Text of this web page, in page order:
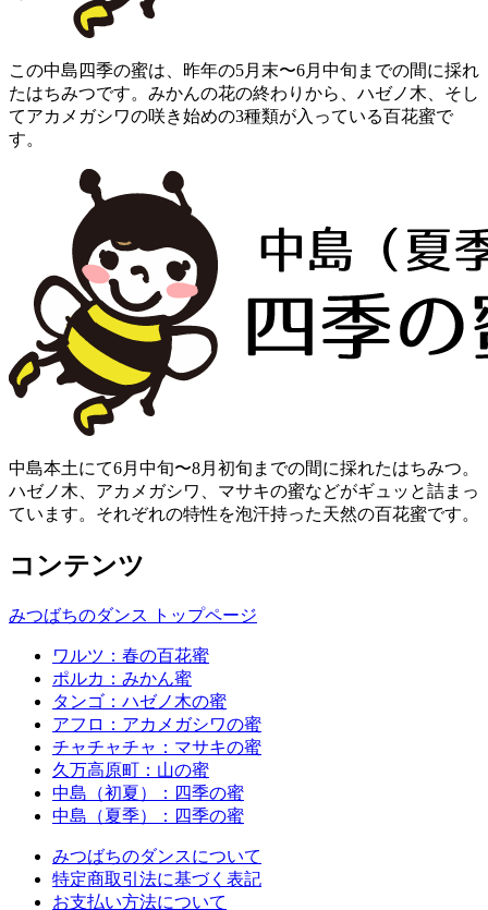
この中島四季の蜜は、昨年の5月末〜6月中旬までの間に採れ
たはちみつです。みかんの花の終わりから、ハゼノ木、そし
てアカメガシワの咲き始めの3種類が入っている百花蜜で
す。
中島本土にて6月中旬〜8月初旬までの間に採れたはちみつ。
ハゼノ木、アカメガシワ、マサキの蜜などがギュッと詰まっ
ています。それぞれの特性を泡汗持った天然の百花蜜です。
コンテンツ
みつばちのダンス トップページ
ワルツ：春の百花蜜
ポルカ：みかん蜜
タンゴ：ハゼノ木の蜜
アフロ：アカメガシワの蜜
チャチャチャ：マサキの蜜
久万高原町：山の蜜
中島（初夏）：四季の蜜
中島（夏季）：四季の蜜
みつばちのダンスについて
特定商取引法に基づく表記
お支払い方法について